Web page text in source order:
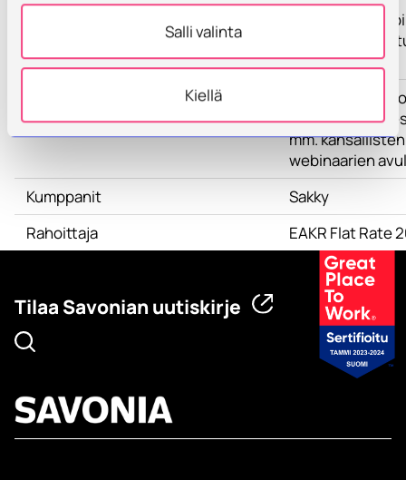
Salli valinta
Kiellä
2. Teknologian
3. 5G-
TKI-toiminta
Paikallisia 5G
5G:n hyötyjen
mm. kansallisten
webinaarien
Kumppanit
Sakky
Rahoittaja
EAKR Flat Rate
Tilaa Savonian uutiskirje